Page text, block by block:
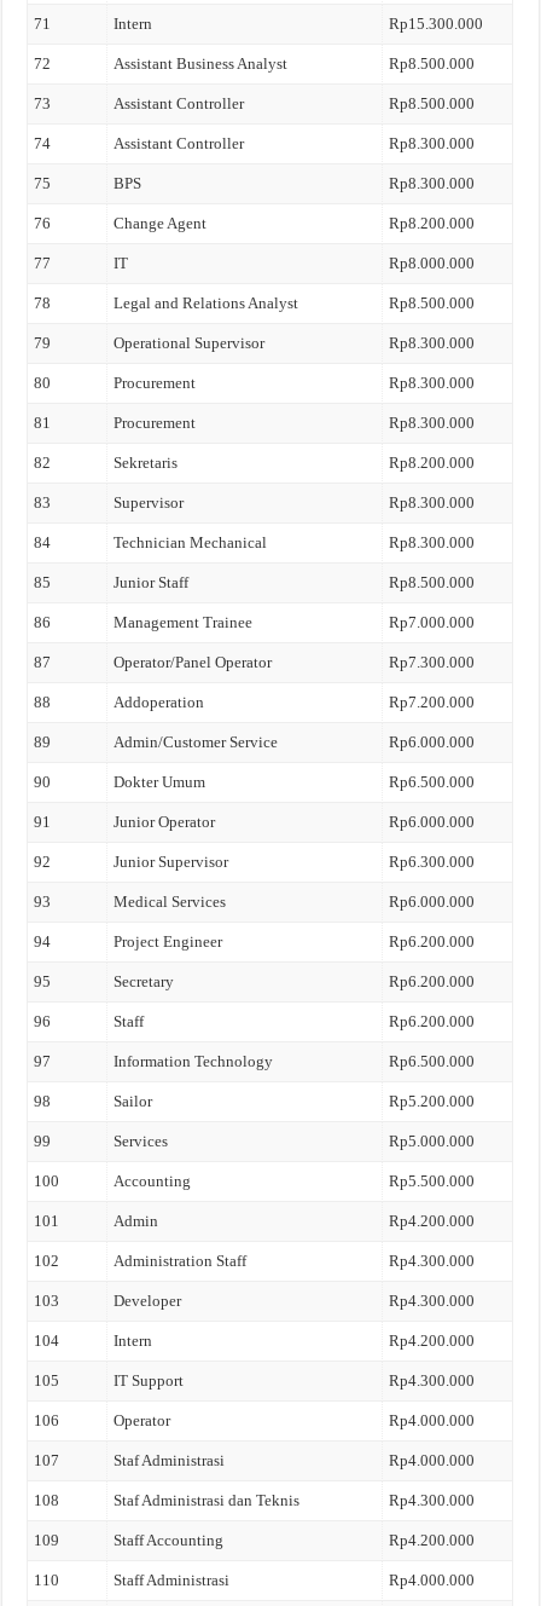
71 Intern Rp15.300.000
72 Assistant Business Analyst Rp8.500.000
73 Assistant Controller Rp8.500.000
74 Assistant Controller Rp8.300.000
75 BPS Rp8.300.000
76 Change Agent Rp8.200.000
77 IT Rp8.000.000
78 Legal and Relations Analyst Rp8.500.000
79 Operational Supervisor Rp8.300.000
80 Procurement Rp8.300.000
81 Procurement Rp8.300.000
82 Sekretaris Rp8.200.000
83 Supervisor Rp8.300.000
84 Technician Mechanical Rp8.300.000
85 Junior Staff Rp8.500.000
86 Management Trainee Rp7.000.000
87 Operator/Panel Operator Rp7.300.000
88 Addoperation Rp7.200.000
89 Admin/Customer Service Rp6.000.000
90 Dokter Umum Rp6.500.000
91 Junior Operator Rp6.000.000
92 Junior Supervisor Rp6.300.000
93 Medical Services Rp6.000.000
94 Project Engineer Rp6.200.000
95 Secretary Rp6.200.000
96 Staff Rp6.200.000
97 Information Technology Rp6.500.000
98 Sailor Rp5.200.000
99 Services Rp5.000.000
100 Accounting Rp5.500.000
101 Admin Rp4.200.000
102 Administration Staff Rp4.300.000
103 Developer Rp4.300.000
104 Intern Rp4.200.000
105 IT Support Rp4.300.000
106 Operator Rp4.000.000
107 Staf Administrasi Rp4.000.000
108 Staf Administrasi dan Teknis Rp4.300.000
109 Staff Accounting Rp4.200.000
110 Staff Administrasi Rp4.000.000